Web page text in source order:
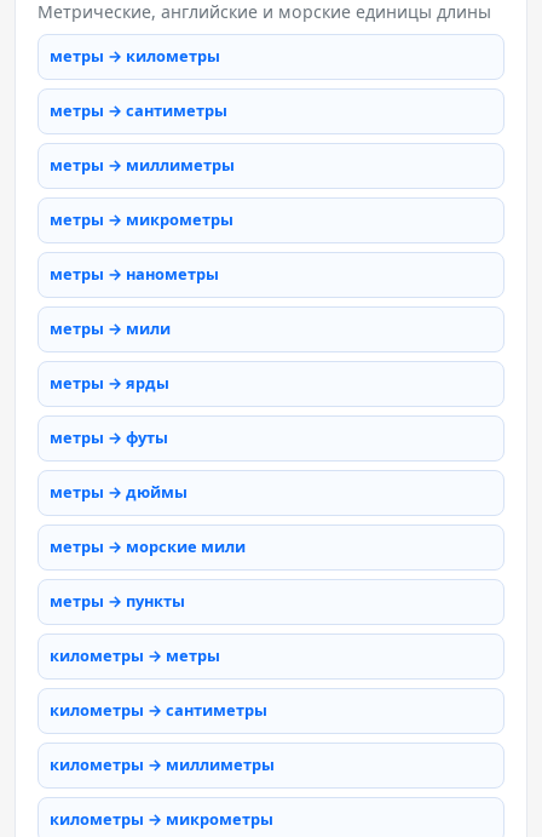
Метрические, английские и морские единицы длины
метры → километры
метры → сантиметры
метры → миллиметры
метры → микрометры
метры → нанометры
метры → мили
метры → ярды
метры → футы
метры → дюймы
метры → морские мили
метры → пункты
километры → метры
километры → сантиметры
километры → миллиметры
километры → микрометры